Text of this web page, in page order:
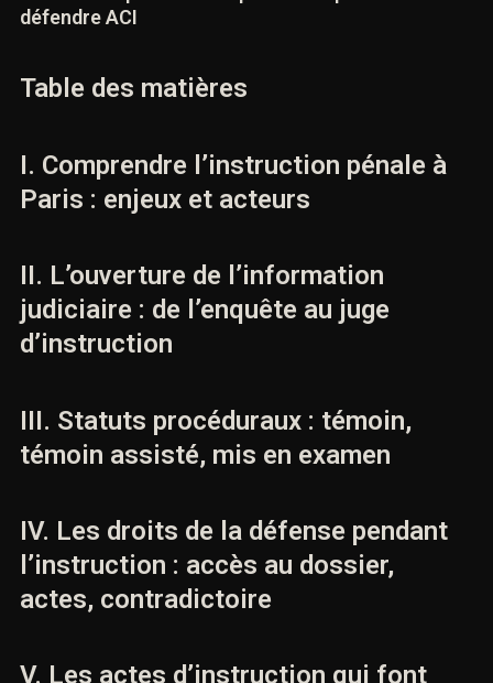
défendre ACI
Table des matières
I. Comprendre l’instruction pénale à
Paris : enjeux et acteurs
II. L’ouverture de l’information
judiciaire : de l’enquête au juge
d’instruction
III. Statuts procéduraux : témoin,
témoin assisté, mis en examen
IV. Les droits de la défense pendant
l’instruction : accès au dossier,
actes, contradictoire
V. Les actes d’instruction qui font